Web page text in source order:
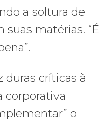
a soltura de
matérias. “É
críticas à
corporativa
o